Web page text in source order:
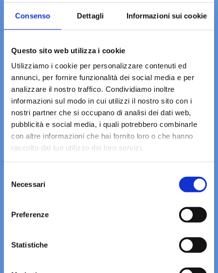
Consenso Dettagli Informazioni sui cookie
Questo sito web utilizza i cookie
Utilizziamo i cookie per personalizzare contenuti ed
annunci, per fornire funzionalità dei social media e per
analizzare il nostro traffico. Condividiamo inoltre
informazioni sul modo in cui utilizzi il nostro sito con i
nostri partner che si occupano di analisi dei dati web,
pubblicità e social media, i quali potrebbero combinarle
con altre informazioni che hai fornito loro o che hanno
raccolto dal tuo utilizzo dei loro servizi.
delNecessari
Preferenze
Statistiche
Gestione digitale di guasti e interventi: in caso di
problemi si può risalire facilmente alla storia delle
acquisizione agevole dei dati dal campo, con l'uso di
un tablet